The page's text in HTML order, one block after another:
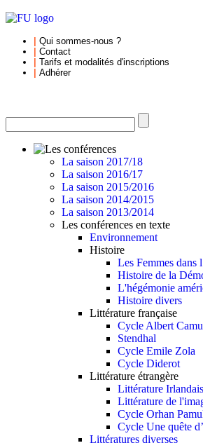
Qui sommes-nous ?
Contact
Tarifs et modalités d'inscriptions
Adhérer
La saison 2017/18
La saison 2016/17
La saison 2015/2016
La saison 2014/2015
La saison 2013/2014
Les conférences en texte
Environnement
Histoire
Les Femmes dans
Histoire de la
L'hégémonie
Histoire divers
Littérature française
Cycle Albert
Stendhal
Cycle Emile Zola
Cycle Diderot
Littérature étrangère
Littérature
Littérature de
Cycle Orhan
Cycle Une quête
Littératures diverses